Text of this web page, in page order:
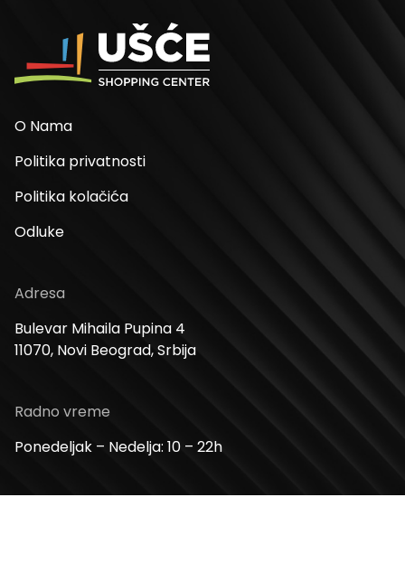
O Nama
Politika privatnosti
Politika kolačića
Odluke
Adresa
Bulevar Mihaila Pupina 4
11070, Novi Beograd, Srbija
Radno vreme
Ponedeljak – Nedelja: 10 – 22h